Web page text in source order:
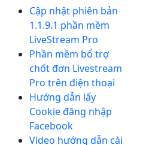
Cập nhật phiên bản
1.1.9.1 phần mềm
LiveStream Pro
Phần mềm bổ trợ
chốt đơn Livestream
Pro trên điện thoại
Hướng dẫn lấy
Cookie đăng nhập
Facebook
Video hướng dẫn cài